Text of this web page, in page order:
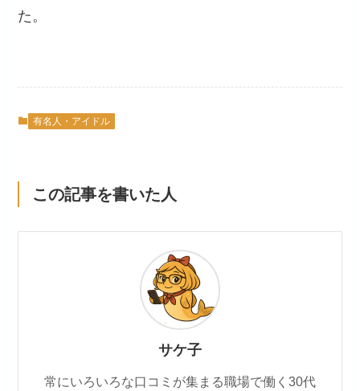
た。
有名人・アイドル
この記事を書いた人
サケ子
常にいろいろな口コミが集まる職場で働く30代